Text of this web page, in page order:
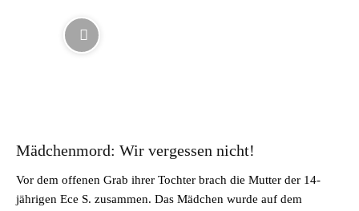
Mädchenmord: Wir vergessen nicht!
Vor dem offenen Grab ihrer Tochter brach die Mutter der 14-
jährigen Ece S. zusammen. Das Mädchen wurde auf dem